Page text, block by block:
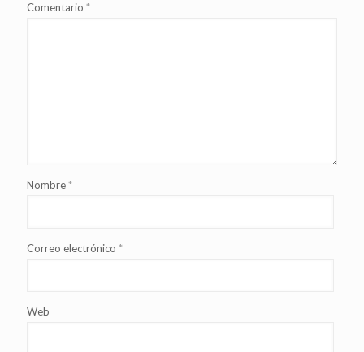
Comentario *
Nombre*
Correo electrónico *
Web